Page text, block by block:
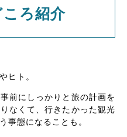
ろ紹介
ヒト。
前にしっかりと旅の計画を
なくて、行きたかった観光
事態になることも。